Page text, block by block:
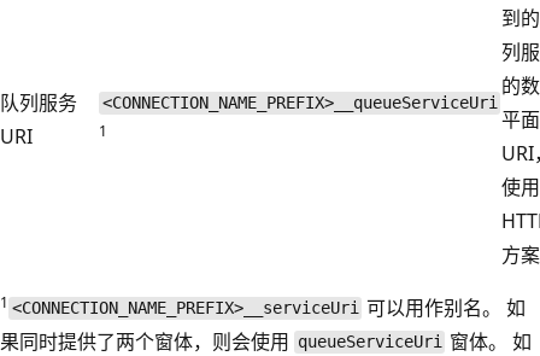
队列服务
URI
<CONNECTION_NAME_PREFIX>__queueServiceUri
1
到
列
的
平面
URI
使用
方
1 <CONNECTION_NAME_PREFIX>__serviceUri 可以用作别名。 如
果同时提供了两个窗体，则会使用 queueServiceUri 窗体。 如